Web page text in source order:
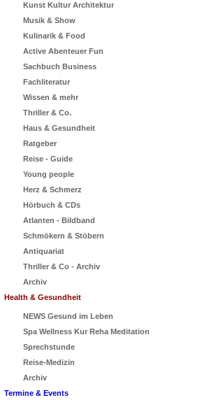
Kunst Kultur Architektur
Musik & Show
Kulinarik & Food
Active Abenteuer Fun
Sachbuch Business
Fachliteratur
Wissen & mehr
Thriller & Co.
Haus & Gesundheit
Ratgeber
Reise - Guide
Young people
Herz & Schmerz
Hörbuch & CDs
Atlanten - Bildband
Schmökern & Stöbern
Antiquariat
Thriller & Co - Archiv
Archiv
Health & Gesundheit
NEWS Gesund im Leben
Spa Wellness Kur Reha Meditation
Sprechstunde
Reise-Medizin
Archiv
Termine & Events